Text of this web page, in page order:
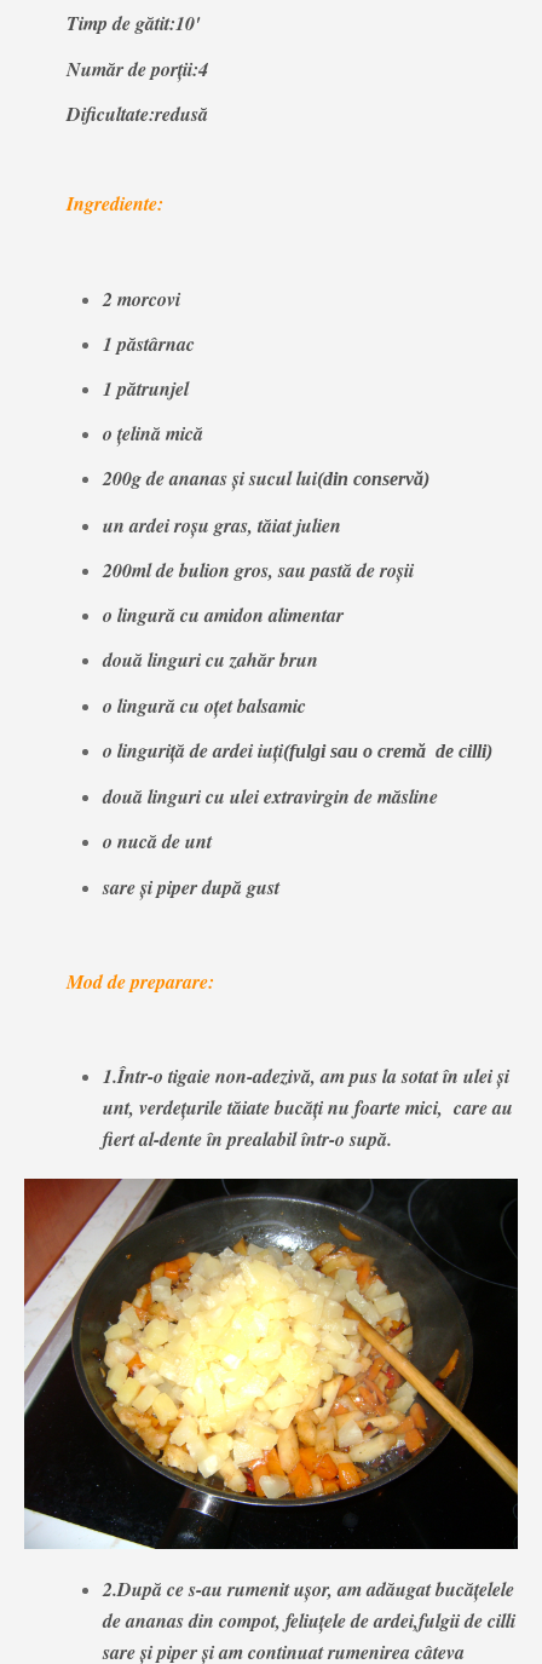
Timp de gătit:10'
Număr de porţii:4
Dificultate:redusă
Ingrediente:
2 morcovi
1 păstârnac
1 pătrunjel
o ţelină mică
200g de ananas şi sucul lui(din conservă)
un ardei roşu gras, tăiat julien
200ml de bulion gros, sau pastă de roşii
o lingură cu amidon alimentar
două linguri cu zahăr brun
o lingură cu oţet balsamic
o linguriţă de ardei iuţi(fulgi sau o cremă de cilli)
două linguri cu ulei extravirgin de măsline
o nucă de unt
sare şi piper după gust
Mod de preparare:
1.Într-o tigaie non-adezivă, am pus la sotat în ulei şi
unt, verdeţurile tăiate bucăţi nu foarte mici, care au
fiert al-dente în prealabil într-o supă.
2.După ce s-au rumenit uşor, am adăugat bucăţelele
de ananas din compot, feliuţele de ardei,fulgii de cilli
sare şi piper şi am continuat rumenirea câteva